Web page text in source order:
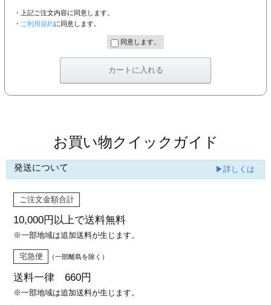
・上記ご注文内容に同意します。
・ ご利用規約に同意します。
同意します。
お買い物クイックガイド
発送について ▶詳しくは
ご注文金額合計
10,000円以上で送料無料
※一部地域は追加送料が生じます。
宅急便 （一部離島を除く）
送料一律 660円
※一部地域は追加送料が生じます。